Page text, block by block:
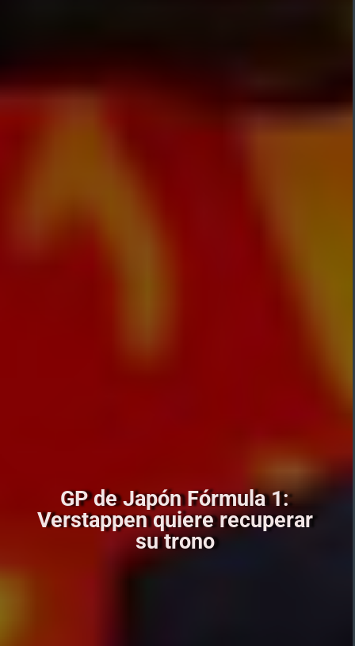
GP de Japón Fórmula 1:
Verstappen quiere recuperar
su trono